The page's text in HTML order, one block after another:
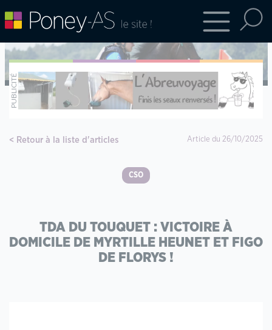
Retour à la liste d'articles Article du 26/10/2025
CSO
TDA DU TOUQUET : VICTOIRE À
DOMICILE DE MYRTILLE HEUNET ET FIGO
DE FLORYS !